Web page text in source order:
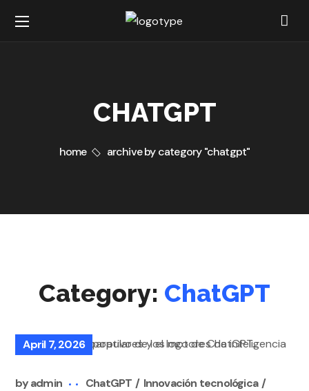
CHATGPT
home archive by category "chatgpt"
Category: ChatGPT
April 7, 2026
byadmin ChatGPT
Innovación tecnológica